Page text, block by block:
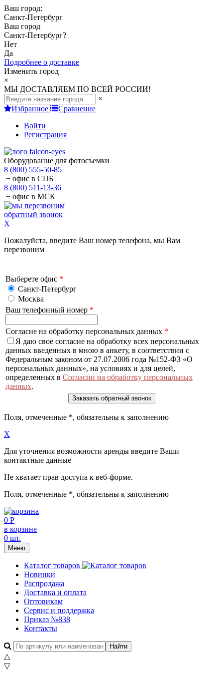
Ваш город:
Санкт-Петербург
Ваш город
Санкт-Петербург?
Нет
Да
Подробнее о доставке
Изменить город
×
МЫ ДОСТАВЛЯЕМ ПО ВСЕЙ РОССИИ!
×
Избранное
Сравнение
Войти
Регистрация
Оборудование для фотосъемки
8 (800) 555-50-85
− офис в СПБ
8 (800) 511-13-36
− офис в МСК
обратный звонок
X
Пожалуйста, введите Ваш номер телефона, мы Вам
перезвоним
Выберете офис *
Санкт-Петербург
Москва
Ваш телефонный номер *
Согласие на обработку персональных данных *
Я даю свое согласие на обработку всех персональных
данных введенных в мною в анкету, в соответствии с
Федеральным законом от 27.07.2006 года №152-ФЗ «О
персональных данных», на условиях и для целей,
определенных в Согласии на обработку персональных
данных.
Поля, отмеченные *, обязательны к заполнению
X
Для уточнения возможности аренды введите Ваши
контактные данные
Не хватает прав доступа к веб-форме.
Поля, отмеченные *, обязательны к заполнению
0 Р
в корзине
0 шт.
Меню
Каталог товаров
Новинки
Распродажа
Доставка и оплата
Оптовикам
Сервис и поддержка
Приказ №838
Контакты
△
▽